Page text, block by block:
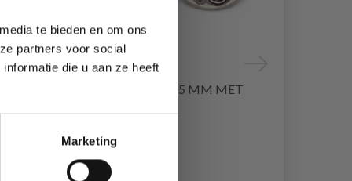
te bieden en om ons
partners voor social
die u aan ze heeft
Marketing
TINNEN KNOOP 16,5 MM MET
EUR 0.95 EUR 1.35